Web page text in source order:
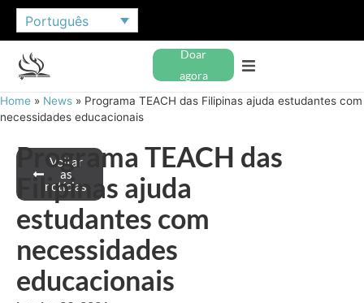
Português
Doar
agora
Home » News » Programa TEACH das Filipinas ajuda estudantes com
necessidades educacionais
Voltar
às
notícias
Programa TEACH das
Filipinas ajuda
estudantes com
necessidades
educacionais